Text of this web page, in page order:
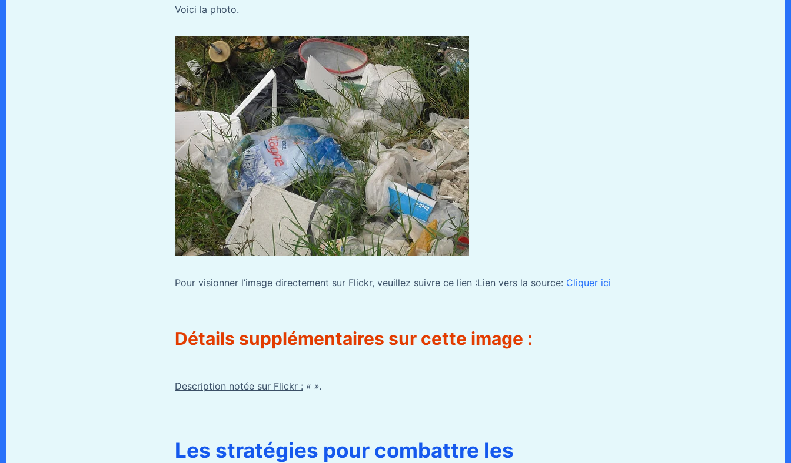
Voici la photo.
Pour visionner l’image directement sur Flickr, veuillez suivre ce lien :Lien vers la source: Cliquer ici
Détails supplémentaires sur cette image :
Description notée sur Flickr : « ».
Les stratégies pour combattre les